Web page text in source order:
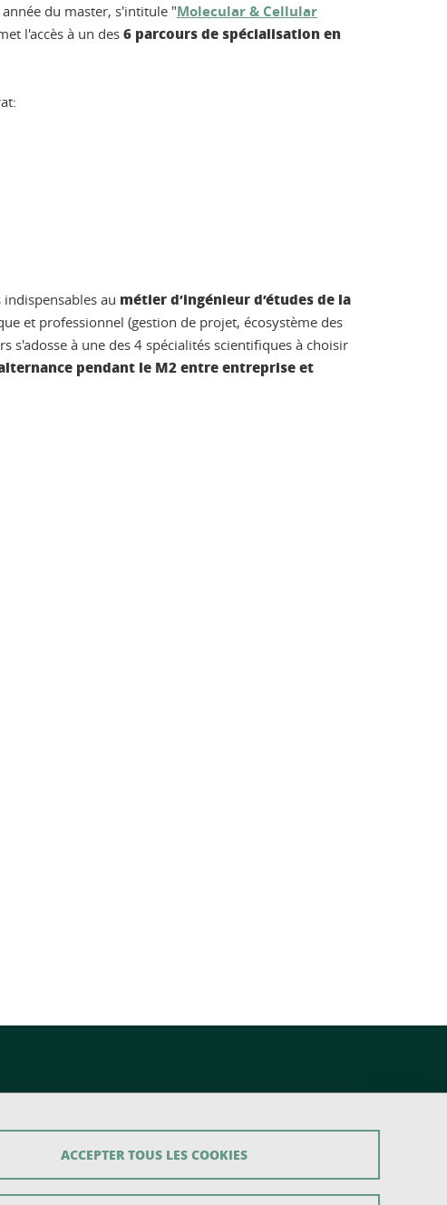
du master, s'intitule "Molecular & Cellular
l'accès à un des 6 parcours de spécialisation en
au métier d’ingénieur d’études de la
et professionnel (gestion de projet, écosystème des
s'adosse à une des 4 spécialités scientifiques à choisir
pendant le M2 entre entreprise et
ACCEPTER TOUS LES COOKIES